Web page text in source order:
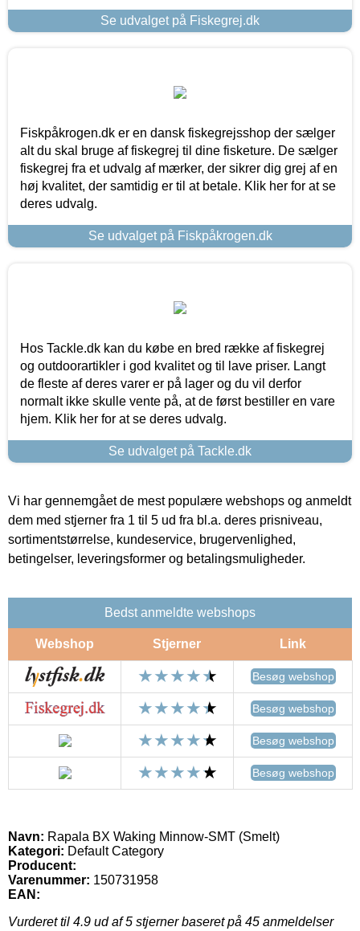
Se udvalget på Fiskegrej.dk
Fiskpåkrogen.dk er en dansk fiskegrejsshop der sælger
alt du skal bruge af fiskegrej til dine fisketure. De sælger
fiskegrej fra et udvalg af mærker, der sikrer dig grej af en
høj kvalitet, der samtidig er til at betale. Klik her for at se
deres udvalg.
Se udvalget på Fiskpåkrogen.dk
Hos Tackle.dk kan du købe en bred række af fiskegrej
og outdoorartikler i god kvalitet og til lave priser. Langt
de fleste af deres varer er på lager og du vil derfor
normalt ikke skulle vente på, at de først bestiller en vare
hjem. Klik her for at se deres udvalg.
Se udvalget på Tackle.dk
Vi har gennemgået de mest populære webshops og anmeldt
dem med stjerner fra 1 til 5 ud fra bl.a. deres prisniveau,
sortimentstørrelse, kundeservice, brugervenlighed,
betingelser, leveringsformer og betalingsmuligheder.
Bedst anmeldte webshops
Webshop Stjerner Link
Besøg webshop
Besøg webshop
Besøg webshop
Besøg webshop
Navn: Rapala BX Waking Minnow-SMT (Smelt)
Kategori: Default Category
Producent:
Varenummer: 150731958
EAN:
Vurderet til 4.9 ud af 5 stjerner baseret på 45 anmeldelser